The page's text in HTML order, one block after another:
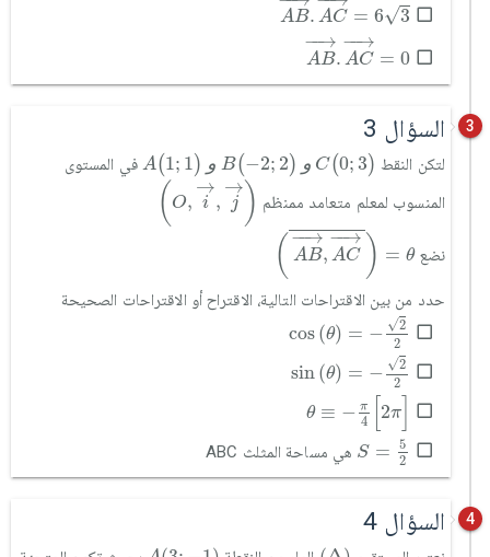
AB. AC = 6√3
−
−→
AB.
−
−→
AC = 0
AB→.AC
3 السؤال 3
لتكن النقط A(1; 1) و B(−2; 2) و C(0;3)
A (1 1) و (-2 2) و C ;3)
في المستوى
المنسوب لمعلم متعامد ممنظم
( O,
→
i ,
→
j )
(O , → ,j→ )
نضع ( −
−→
AB,
−
−→
AC ) = θ
AB→,AC→=
حدد من بين الاقتراحات التالية، الاقتراح أو الاقتراحات الصحيحة
cos(θ) = − √2
2
θ= 2
sin(θ) = − √2
2
θ ≡ − π
4 2π]
π
S =
5
2
=5 2
هي مساحة المثلث ABC
4 السؤال 4
(∆ )
A(3;- )